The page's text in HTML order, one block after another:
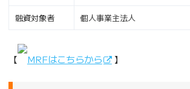
融資対象者 個人事業主法人
【 MRFはこちらから 】